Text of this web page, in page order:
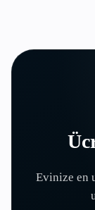
Evinize en